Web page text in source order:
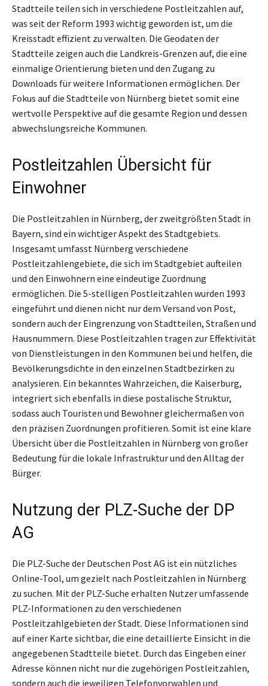
Stadtteile teilen sich in verschiedene Postleitzahlen auf,
was seit der Reform 1993 wichtig geworden ist, um die
Kreisstadt effizient zu verwalten. Die Geodaten der
Stadtteile zeigen auch die Landkreis-Grenzen auf, die eine
einmalige Orientierung bieten und den Zugang zu
Downloads für weitere Informationen ermöglichen. Der
Fokus auf die Stadtteile von Nürnberg bietet somit eine
wertvolle Perspektive auf die gesamte Region und dessen
abwechslungsreiche Kommunen.
Postleitzahlen Übersicht für
Einwohner
Die Postleitzahlen in Nürnberg, der zweitgrößten Stadt in
Bayern, sind ein wichtiger Aspekt des Stadtgebiets.
Insgesamt umfasst Nürnberg verschiedene
Postleitzahlengebiete, die sich im Stadtgebiet aufteilen
und den Einwohnern eine eindeutige Zuordnung
ermöglichen. Die 5-stelligen Postleitzahlen wurden 1993
eingeführt und dienen nicht nur dem Versand von Post,
sondern auch der Eingrenzung von Stadtteilen, Straßen und
Hausnummern. Diese Postleitzahlen tragen zur Effektivität
von Dienstleistungen in den Kommunen bei und helfen, die
Bevölkerungsdichte in den einzelnen Stadtbezirken zu
analysieren. Ein bekanntes Wahrzeichen, die Kaiserburg,
integriert sich ebenfalls in diese postalische Struktur,
sodass auch Touristen und Bewohner gleichermaßen von
den präzisen Zuordnungen profitieren. Somit ist eine klare
Übersicht über die Postleitzahlen in Nürnberg von großer
Bedeutung für die lokale Infrastruktur und den Alltag der
Bürger.
Nutzung der PLZ-Suche der DP
AG
Die PLZ-Suche der Deutschen Post AG ist ein nützliches
Online-Tool, um gezielt nach Postleitzahlen in Nürnberg
zu suchen. Mit der PLZ-Suche erhalten Nutzer umfassende
PLZ-Informationen zu den verschiedenen
Postleitzahlgebieten der Stadt. Diese Informationen sind
auf einer Karte sichtbar, die eine detaillierte Einsicht in die
angegebenen Stadtteile bietet. Durch das Eingeben einer
Adresse können nicht nur die zugehörigen Postleitzahlen,
sondern auch die jeweiligen Telefonvorwahlen und